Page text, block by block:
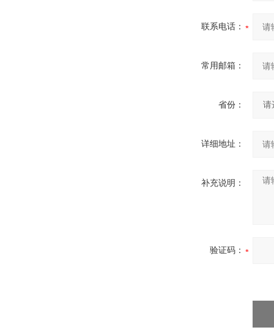
联系电话：
常用邮箱：
省份：
详细地址：
补充说明：
验证码：